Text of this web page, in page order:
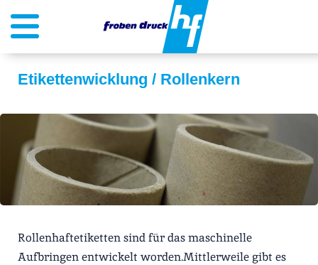
Etikettenwicklung / Rollenkern
Rollenhaftetiketten sind für das maschinelle
Aufbringen entwickelt worden.Mittlerweile gibt es